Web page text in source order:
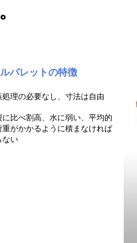
パレットの特徴
処理の必要なし、寸法は自由
に比べ割高、水に弱い、平均的
重がかかるように積まなければ
ない